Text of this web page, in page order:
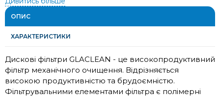
ОПИС
ХАРАКТЕРИСТИКИ
Дискові фільтри GLACLEAN - це високопродуктивний
фільтр механічного очищення. Відрізняється
високою продуктивністю та брудоємністю.
Фільтрувальними елементами фільтра є полімерні